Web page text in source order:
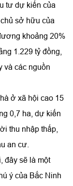
tư dự kiến của
sở hữu của
khoảng 20%
1.229 tỷ đồng,
và các nguồn
ở xã hội cao 15
0,7 ha, dự kiến
thu nhập thấp,
an cư.
đây sẽ là một
ý của Bắc Ninh